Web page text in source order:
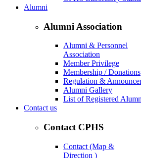
Alumni
Alumni Association
Alumni & Personnel
Association
Member Privilege
Membership / Donations
Regulation &
Alumni Gallery
List of Registered
Contact us
Contact CPHS
Contact (Map &
Direction )